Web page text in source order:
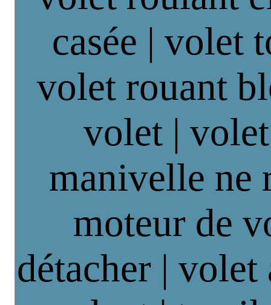
casée | volet
volet rouant
volet |
manivelle ne
moteur de
détacher | volet